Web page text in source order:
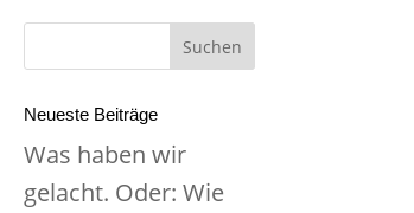
Neueste Beiträge
Was haben wir
gelacht. Oder: Wie